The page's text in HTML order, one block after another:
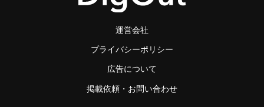
運営会社
プライバシーポリシー
広告について
掲載依頼・お問い合わせ